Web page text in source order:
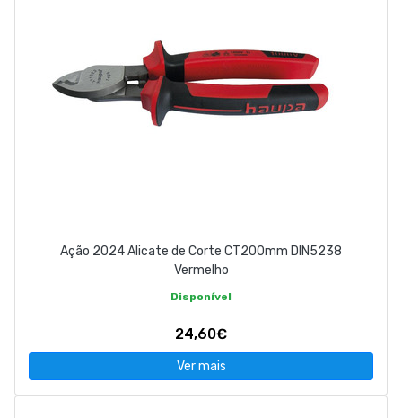
Ação 2024 Alicate de Corte CT200mm DIN5238
Vermelho
Disponível
24,60€
Ver mais